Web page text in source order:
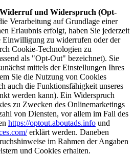
und Widerspruch (Opt-
Verarbeitung auf Grundlage einer
Erlaubnis erfolgt, haben Sie jederzeit
zu widerrufen oder der
Cookie-Technologien zu
als "Opt-Out" bezeichnet). Sie
mittels der Einstellungen Ihres
Sie die Nutzung von Cookies
auch die Funktionsfähigkeit unseres
werden kann). Ein Widerspruch
zu Zwecken des Onlinemarketings
von Diensten, vor allem im Fall des
https://optout.aboutads.info und
erklärt werden. Daneben
im Rahmen der Angaben
und Cookies erhalten.